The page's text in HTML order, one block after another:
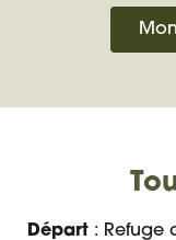
Départ: Refuge